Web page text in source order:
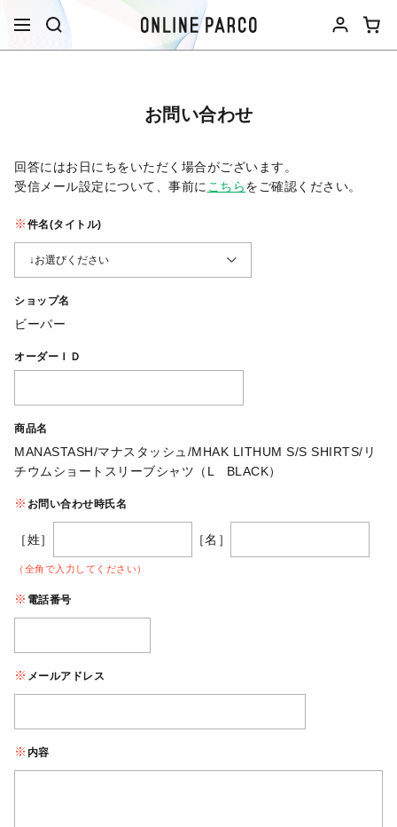
お問い合わせ
回答にはお日にちをいただく場合がございます。
受信メール設定について、事前に こちらをご確認ください。​
件名(タイトル)
ショップ名
ビーバー
オーダーＩＤ
商品名
MANASTASH/マナスタッシュ/MHAK LITHUM S/S SHIRTS/リ
チウムショートスリーブシャツ（L BLACK）
お問い合わせ時氏名
［姓］ ［名］
（全角で入力してください）
電話番号
メールアドレス
内容